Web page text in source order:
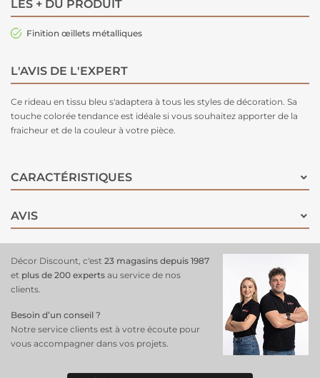
LES + DU PRODUIT
Finition œillets métalliques
L'AVIS DE L'EXPERT
Ce rideau en tissu bleu s'adaptera à tous les styles de décoration. Sa
touche colorée tendance est idéale si vous souhaitez apporter de la
fraicheur et de la couleur à votre pièce.
CARACTÉRISTIQUES
AVIS
Décor Discount, c'est 23 magasins depuis 1987
et plus de 200 experts au service de nos
clients.
Besoin d’un conseil ?
Notre service clients est à votre écoute pour
vous accompagner dans vos projets.